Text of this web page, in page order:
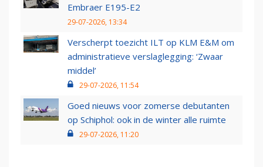
Embraer E195-E2
29-07-2026, 13:34
Verscherpt toezicht ILT op KLM E&M om
administratieve verslaglegging: ‘Zwaar
middel’
29-07-2026, 11:54
Goed nieuws voor zomerse debutanten
op Schiphol: ook in de winter alle ruimte
29-07-2026, 11:20